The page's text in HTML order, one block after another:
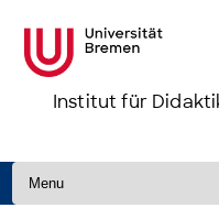
Institut für
Zum Inhalt springen